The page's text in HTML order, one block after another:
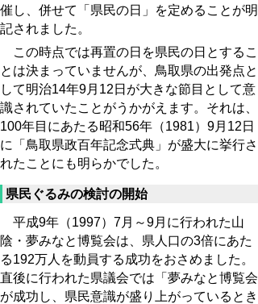
催し、併せて「県民の日」を定めることが明
記されました。
この時点では再置の日を県民の日とするこ
とは決まっていませんが、鳥取県の出発点と
して明治14年9月12日が大きな節目として意
識されていたことがうかがえます。それは、
100年目にあたる昭和56年（1981）9月12日
に「鳥取県政百年記念式典」が盛大に挙行さ
れたことにも明らかでした。
県民ぐるみの検討の開始
平成9年（1997）7月～9月に行われた山
陰・夢みなと博覧会は、県人口の3倍にあた
る192万人を動員する成功をおさめました。
直後に行われた県議会では「夢みなと博覧会
が成功し、県民意識が盛り上がっているとき